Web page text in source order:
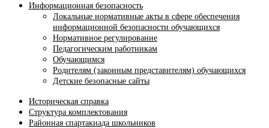
Информационная безопасность
Локальные нормативные акты в сфере обеспечения
информационной безопасности обучающихся
Нормативное регулирование
Педагогическим работникам
Обучающимся
Родителям (законным представителям) обучающихся
Детские безопасные сайты
Историческая справка
Структура комплектования
Районная спартакиада школьников